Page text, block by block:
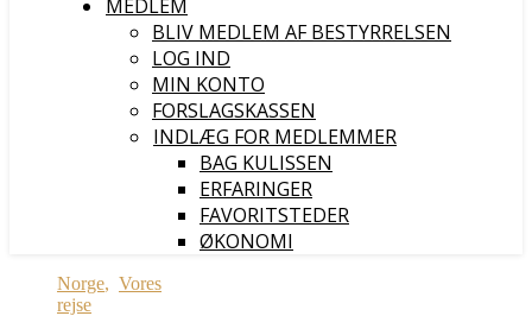
MEDLEM
BLIV MEDLEM AF BESTYRRELSEN
LOG IND
MIN KONTO
FORSLAGSKASSEN
INDLÆG FOR MEDLEMMER
BAG KULISSEN
ERFARINGER
FAVORITSTEDER
ØKONOMI
Norge, Vores
rejse